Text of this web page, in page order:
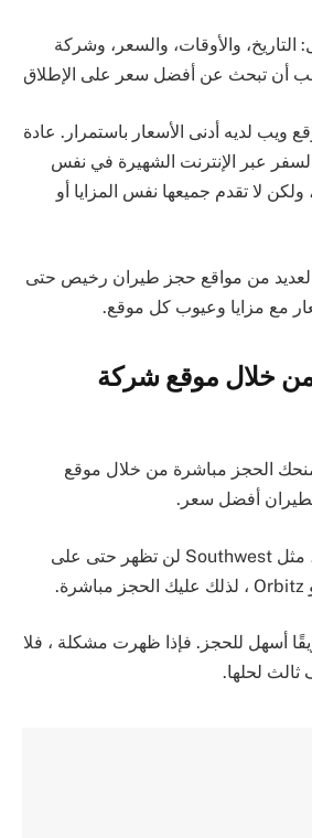
التاريخ، والأوقات، والسعر، وشركة
أن تبحث عن أفضل سعر على الإطلاق
ويب لديه أدنى الأسعار باستمرار. عادة
عبر الإنترنت الشهيرة في نفس
لا تقدم جميعها نفس المزايا أو
العديد من مواقع حجز طيران رخيص حتى
مع مزايا وعيوب كل موقع.
خلال موقع شركة
الحجز مباشرة من خلال موقع
أفضل سعر.
بعض شركات الطيران، مثل Southwest لن تظهر حتى على
أسهل للحجز. فإذا ظهرت مشكلة ، فلا
لحلها.